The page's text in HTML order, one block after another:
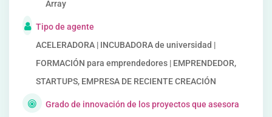
Array
Tipo de agente
ACELERADORA | INCUBADORA de universidad |
FORMACIÓN para emprendedores | EMPRENDEDOR,
STARTUPS, EMPRESA DE RECIENTE CREACIÓN
Grado de innovación de los proyectos que asesora